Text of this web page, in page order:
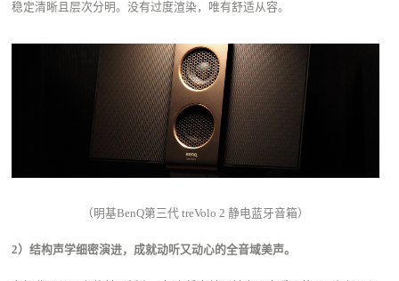
稳定清晰且层次分明。没有过度渲染，唯有舒适从容。
（明基BenQ第三代 treVolo 2 静电蓝牙音箱）
2）结构声学细密演进，成就动听又动心的全音域美声。